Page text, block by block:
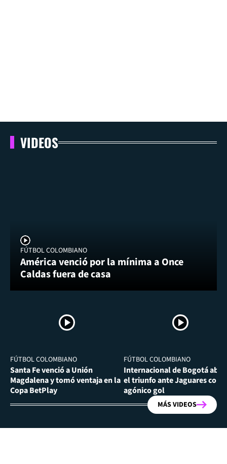
VIDEOS
FÚTBOL COLOMBIANO
América venció por la mínima a Once
Caldas fuera de casa
FÚTBOL COLOMBIANO
Santa Fe venció a Unión
Magdalena y tomó ventaja en la
Copa BetPlay
FÚTBOL COLOMBIANO
Internacional de Bogotá
el triunfo ante Jaguares con
agónico gol
MÁS VIDEOS